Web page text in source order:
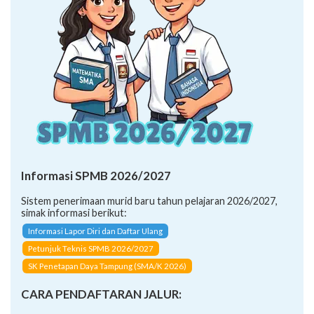
Informasi SPMB 2026/2027
Sistem penerimaan murid baru tahun pelajaran 2026/2027,
simak informasi berikut:
Informasi Lapor Diri dan Daftar Ulang
Petunjuk Teknis SPMB 2026/2027
SK Penetapan Daya Tampung (SMA/K 2026)
CARA PENDAFTARAN JALUR: